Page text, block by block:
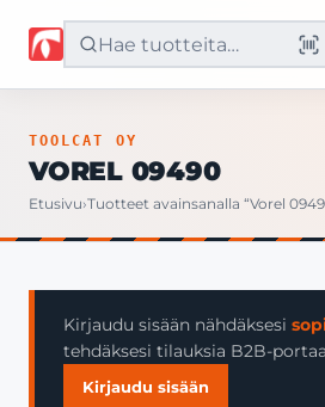
Etusivu
Yritys
Yhteystiedot
TOOLCAT OY
VOREL 09490
Etusivu›Tuotteet avainsanalla “Vorel
Kirjaudu sisään nähdäksesi
tehdäksesi tilauksia B2B-
Kirjaudu sisään